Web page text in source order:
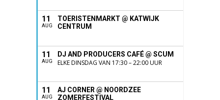
11
AUG
TOERISTENMARKT @ KATWIJK
CENTRUM
11
AUG
DJ AND PRODUCERS CAFÉ @ SCUM
ELKE DINSDAG VAN 17:30 – 22:00 UUR
11
AUG
AJ CORNER @ NOORDZEE
ZOMERFESTIVAL